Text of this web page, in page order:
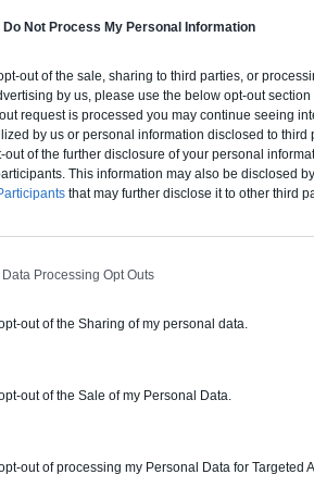
Do Not Process My Personal Information
out of the sale, sharing to third parties, or
by us, please use the below opt-out
request is processed you may continue seeing
by us or personal information disclosed to third
of the further disclosure of your personal
This information may also be disclosed
that may further disclose it to other third
Processing Opt Outs
out of the Sharing of my personal data.
out of the Sale of my Personal Data.
out of processing my Personal Data for Targeted
tuiles / petits éléments
ce pro. 0800 20 03 20
ce pro.
: